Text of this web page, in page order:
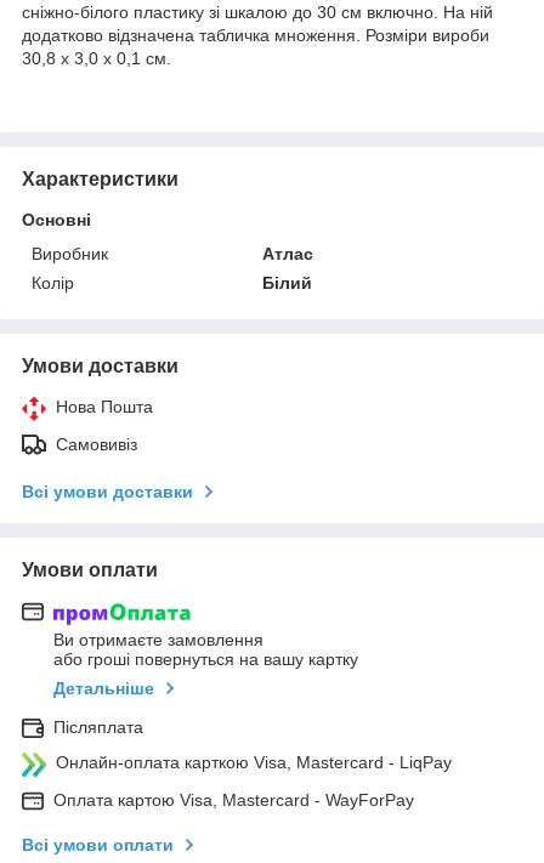
сніжно-білого пластику зі шкалою до 30 см включно. На ній
додатково відзначена табличка множення. Розміри вироби
30,8 х 3,0 х 0,1 см.
Характеристики
Основні
Виробник
Атлас
Колір
Білий
Умови доставки
Нова Пошта
Самовивіз
Всі умови доставки
Умови оплати
Ви отримаєте замовлення
або гроші повернуться на вашу картку
Детальніше
Післяплата
Онлайн-оплата карткою Visa, Mastercard - LiqPay
Оплата картою Visa, Mastercard - WayForPay
Всі умови оплати